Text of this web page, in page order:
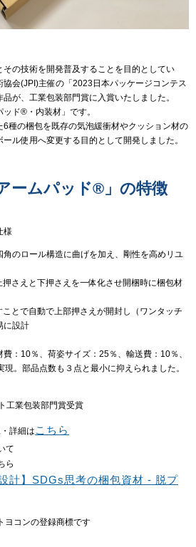
その技術を開発普及することを目的としてい
会(JPI)主催の「2023日本パッケージコンテス
が、工業包装部門賞に入賞いたしました。
ド®・内装材」です。
種の梱包を既存の気泡緩衝材やクッション材の
ル使用へ変更する目的として開発しました。
ームパッド®」の特徴
様
のロール構造に曲げを加え、剛性を高めリユ
さえと下押さえを一体化させ開梱時に梱包材
とで自動で上部押さえが開封し（ワンタッチ
に設計
：10％、荷姿サイズ：25％、輸送費：10％、
。部品点数も３点と最小に抑えられました。
工業包装部門賞受賞
詳細は こちら
て
ら
計】SDGs思考の梱包資材 - 脱プ
ヨコンの登録商標です